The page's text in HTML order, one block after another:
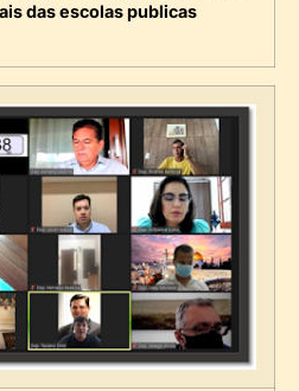
das escolas publicas